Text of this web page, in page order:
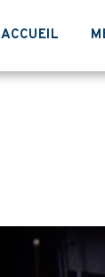
ACCUEIL